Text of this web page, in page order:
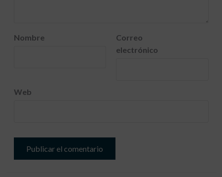
Nombre
Correo
electrónico
Web